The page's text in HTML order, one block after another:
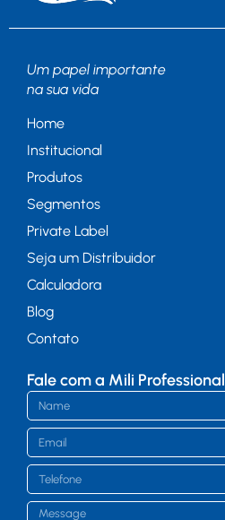
Um papel importante
na sua vida
Home
Institucional
Produtos
Segmentos
Private Label
Seja um Distribuidor
Calculadora
Blog
Contato
Fale com a Mili Professional